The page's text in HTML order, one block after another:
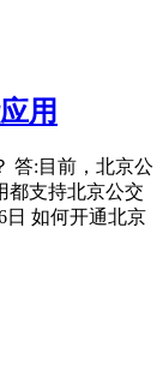
用
答:目前，北京公
都支持北京公交
日 如何开通北京